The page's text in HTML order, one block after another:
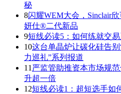
秘
8闪耀WEM大会，Sinclair
妍仕®二代新品
9短线必读5：如何练就交
10这台单晶炉让碳化硅告
力巡礼”系列报道
11 严监管助推资本市场规
升超一倍
12短线必读1：超短选手如